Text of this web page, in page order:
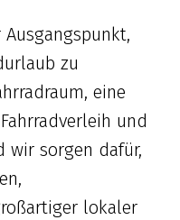
zu
eine
und
wir sorgen dafür,
lokaler